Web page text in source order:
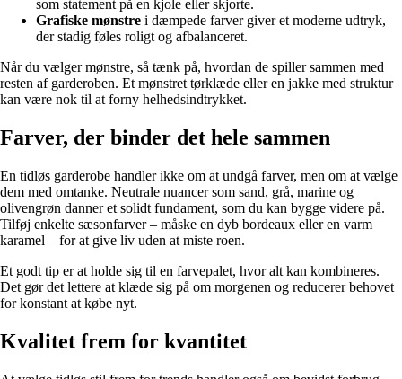
som statement på en kjole eller skjorte.
Grafiske mønstre i dæmpede farver giver et moderne udtryk,
der stadig føles roligt og afbalanceret.
Når du vælger mønstre, så tænk på, hvordan de spiller sammen med
resten af garderoben. Et mønstret tørklæde eller en jakke med struktur
kan være nok til at forny helhedsindtrykket.
Farver, der binder det hele sammen
En tidløs garderobe handler ikke om at undgå farver, men om at vælge
dem med omtanke. Neutrale nuancer som sand, grå, marine og
olivengrøn danner et solidt fundament, som du kan bygge videre på.
Tilføj enkelte sæsonfarver – måske en dyb bordeaux eller en varm
karamel – for at give liv uden at miste roen.
Et godt tip er at holde sig til en farvepalet, hvor alt kan kombineres.
Det gør det lettere at klæde sig på om morgenen og reducerer behovet
for konstant at købe nyt.
Kvalitet frem for kvantitet